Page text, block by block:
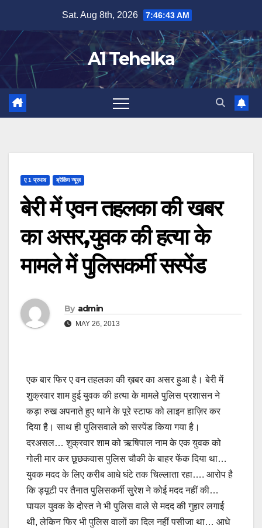
content
Sat. Aug 8th, 2026 7:46:44 AM
A1 Tehelka
ए 1 प्रभाव ब्रेकिंग न्यूज़
बेरी में एवन तहलका की खबर
का असर,युवक की हत्या के
मामले में पुलिसकर्मी सस्पेंड
By admin
MAY 26, 2013
एक बार फिर ए वन तहलका की ख़बर का असर हुआ है। बेरी में
शुक्रवार शाम हुई युवक की हत्या के मामले पुलिस प्रशासन ने
कड़ा रुख अपनाते हुए थाने के पूरे स्टाफ को लाइन हाज़िर कर
दिया है। साथ ही पुलिसवाले को सस्पेंड किया गया है।
दरअसल… शुक्रवार शाम को ऋषिपाल नाम के एक युवक को
गोली मार कर छूछकवास पुलिस चौकी के बाहर फेंक दिया था…
युवक मदद के लिए करीब आधे घंटे तक चिल्लाता रहा…. आरोप है
कि ड्यूटी पर तैनात पुलिसकर्मी सुरेश ने कोई मदद नहीं की…
घायल युवक के दोस्त ने भी पुलिस वाले से मदद की गुहार लगाई
थी, लेकिन फिर भी पुलिस वालों का दिल नहीं पसीजा था… आधे